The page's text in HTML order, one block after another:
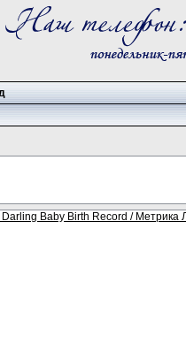
Darling Baby Birth Record /